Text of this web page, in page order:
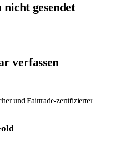
gesendet
verfassen